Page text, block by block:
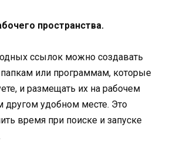
пространства.
ссылок можно создавать
или программам, которые
и размещать их на рабочем
другом удобном месте. Это
время при поиске и запуске